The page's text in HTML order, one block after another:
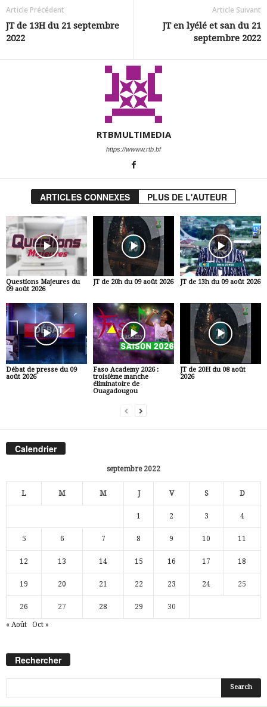
Article Précédent
JT de 13H du 21 septembre
2022
Article Suivant
JT en lyélé et san du 21
septembre 2022
RTBMULTIMEDIA
https://wwww.rtb.bf
ARTICLES CONNEXES PLUS DE L'AUTEUR
Questions Majeures du
09 août 2026
JT de 20h du 09 août 2026 JT de 13h du 09 août 2026
Débat de presse du 09
août 2026
Faso Academy 2026 :
troisième manche
éliminatoire de
Ouagadougou
JT de 20H du 08 août
2026
Calendrier
septembre 2022
L M M J V S D
1 2 3 4
5 6 7 8 9 10 11
12 13 14 15 16 17 18
19 20 21 22 23 24 25
26 27 28 29 30
« Août Oct »
Rechercher